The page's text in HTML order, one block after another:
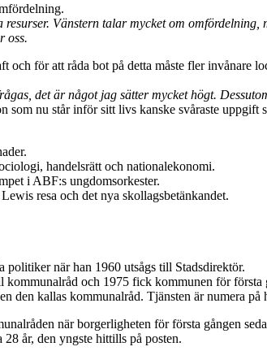
Vänstern talar mycket om
oss.
för att råda bot på detta måste fler invånare
det är något jag sätter mycket högt.
som nu står inför sitt livs kanske svåraste uppgift
handelsrätt och nationalekonomi.
i ABF:s ungdomsorkester.
resa och det nya skollagsbetänkandet.
politiker när han 1960 utsågs till Stadsdirektör.
och 1975 fick kommunen för
den kallas kommunalråd. Tjänsten är numera på
när borgerligheten för första gången
år, den yngste hittills på posten.